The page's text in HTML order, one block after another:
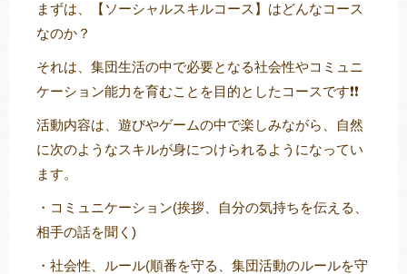
まずは、【ソーシャルスキルコース】はどんなコース
なのか？
それは、集団生活の中で必要となる社会性やコミュニ
ケーション能力を育むことを目的としたコースです❗❗
活動内容は、遊びやゲームの中で楽しみながら、自然
に次のようなスキルが身につけられるようになってい
ます。
・コミュニケーション(挨拶、自分の気持ちを伝える、
相手の話を聞く)
・社会性、ルール(順番を守る、集団活動のルールを守